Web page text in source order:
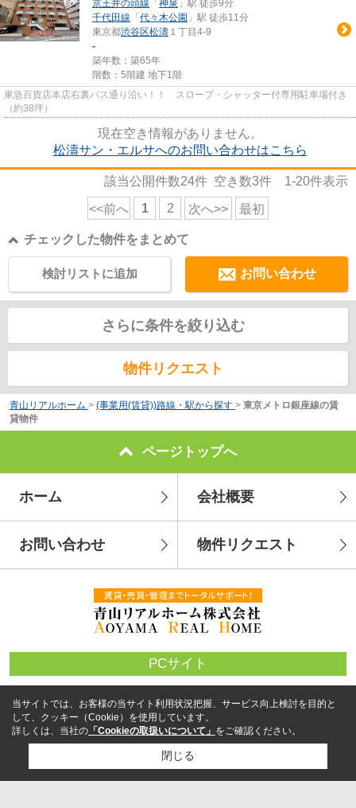
京王井の頭線 「 神泉 」駅 徒歩9分
千代田線 「 代々木公園 」駅 徒歩11分
東京都渋谷区松濤 １丁目4-9
-
築年数：築65年
階数：5階建 地下1階
東急百貨店本店右裏バス通り沿い！！ スロープ・シャッター付専用駐車場付き
（約38坪）
現在空き情報がありません。
松濤サン・エルサへのお問い合わせはこちら
該当公開件数24件 空き数3件 1-20件表示
<<前へ 1 2 次へ>> 最初
チェックした物件をまとめて
お問い合わせ
検討リストに追加
さらに条件を絞り込む
物件リクエスト
青山リアルホーム > (事業用(賃貸))路線・駅から探す > 東京メトロ銀座線の賃
貸物件
ページトップへ
ホーム 会社概要
お問い合わせ 物件リクエスト
PCサイト
当サイトでは、お客様の当サイト利用状況把握、サービス向上検討を目的と
して、クッキー（Cookie）を使用しています。
詳しくは、当社の 「Cookieの取扱いについて」 をご確認ください。
閉じる